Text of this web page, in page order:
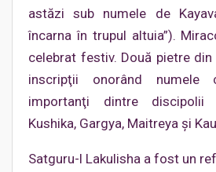
astăzi sub numele de
încarna în trupul altuia”).
celebrat festiv. Două pietre
inscripţii onorând numele
importanţi dintre discipolii
Kushika, Gargya, Maitreya şi
Satguru-l Lakulisha a fost un